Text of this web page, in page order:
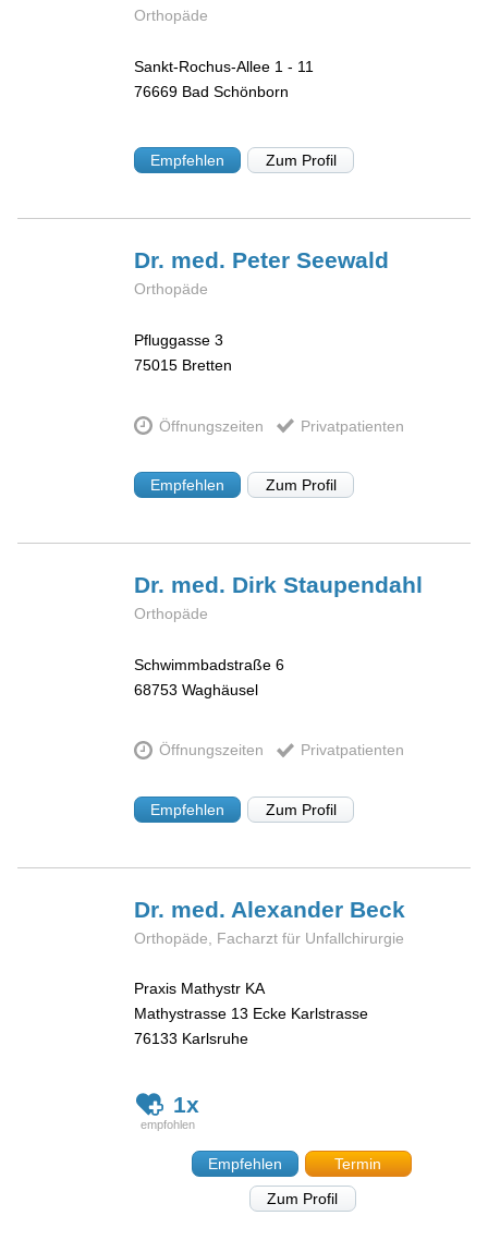
Orthopäde
Sankt-Rochus-Allee 1 - 11
76669 Bad Schönborn
Empfehlen Zum Profil
Dr. med. PeterSeewald
Orthopäde
Pfluggasse 3
75015 Bretten
Öffnungszeiten Privatpatienten
Empfehlen Zum Profil
Dr. med. DirkStaupendahl
Orthopäde
Schwimmbadstraße 6
68753 Waghäusel
Öffnungszeiten Privatpatienten
Empfehlen Zum Profil
Dr. med. Alexander Beck
Orthopäde, Facharzt für Unfallchirurgie
Praxis Mathystr KA
Mathystrasse 13 Ecke Karlstrasse
76133 Karlsruhe
1x
Empfehlen
Termin
Zum Profil